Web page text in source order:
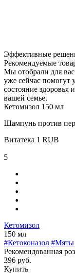
Эффективные
Рекомендуемые
Мы отобрали для
уже сейчас помогут
состояние здоровья
вашей семье.
Кетомизол 150 мл
Шампунь против
Витатека 1 RUB
5
Кетомизол
150 мл
#Кетоконазол #Мяты
Рекомендованная
396 руб.
Купить